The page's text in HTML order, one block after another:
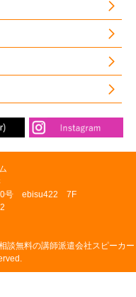
10号 ebisu422 7F
談無料の講師派遣会社スピーカー